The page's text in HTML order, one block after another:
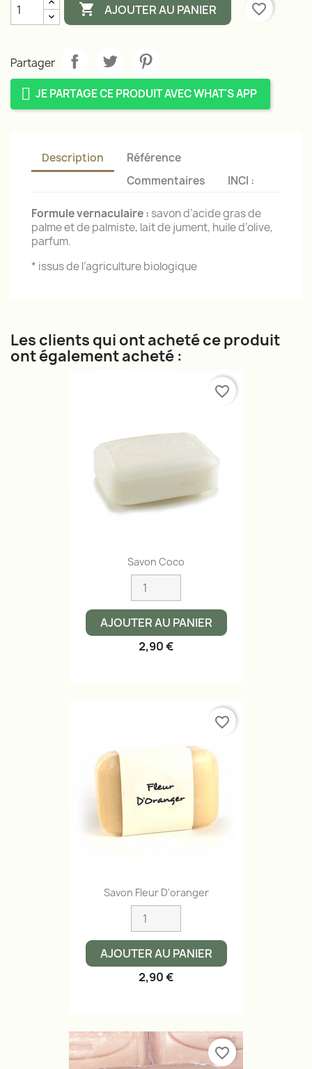
 AJOUTER AU PANIER favorite_border
Partager
JE PARTAGE CE PRODUIT AVEC WHAT'S APP
Description
Référence
Commentaires
INCI :
Formule vernaculaire : savon d’acide gras de
palme et de palmiste, lait de jument, huile d’olive,
parfum.
* issus de l’agriculture biologique
Les clients qui ont acheté ce produit
ont également acheté :
Savon Coco
AJOUTER AU PANIER
2,90 €
favorite_border
Savon Fleur D'oranger
AJOUTER AU PANIER
2,90 €
favorite_border
favorite_border